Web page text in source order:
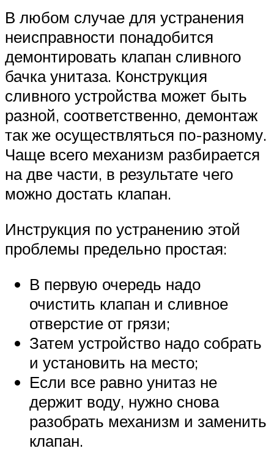
В любом случае для устранения
неисправности понадобится
демонтировать клапан сливного
бачка унитаза. Конструкция
сливного устройства может быть
разной, соответственно, демонтаж
так же осуществляться по-разному.
Чаще всего механизм разбирается
на две части, в результате чего
можно достать клапан.
Инструкция по устранению этой
проблемы предельно простая:
В первую очередь надо
очистить клапан и сливное
отверстие от грязи;
Затем устройство надо собрать
и установить на место;
Если все равно унитаз не
держит воду, нужно снова
разобрать механизм и заменить
клапан.